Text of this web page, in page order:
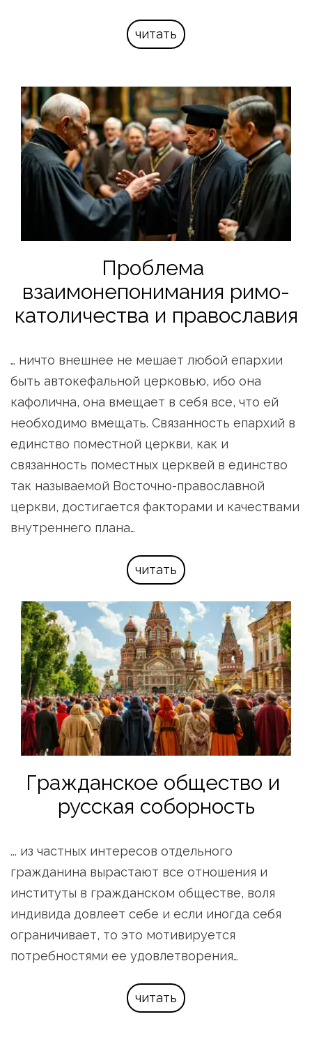
читать
Проблема
взаимонепонимания римо-
католичества и православия
… ничто внешнее не мешает любой епархии
быть автокефальной церковью, ибо она
кафолична, она вмещает в себя все, что ей
необходимо вмещать. Связанность епархий в
единство поместной церкви, как и
связанность поместных церквей в единство
так называемой Восточно-православной
церкви, достигается факторами и качествами
внутреннего плана…
читать
Гражданское общество и
русская соборность
... из частных интересов отдельного
гражданина вырастают все отношения и
институты в гражданском обществе, воля
индивида довлеет себе и если иногда себя
ограничивает, то это мотивируется
потребностями ее удовлетворения…
читать